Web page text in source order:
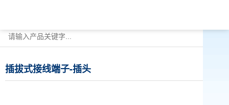
插拔式接线端子-插头